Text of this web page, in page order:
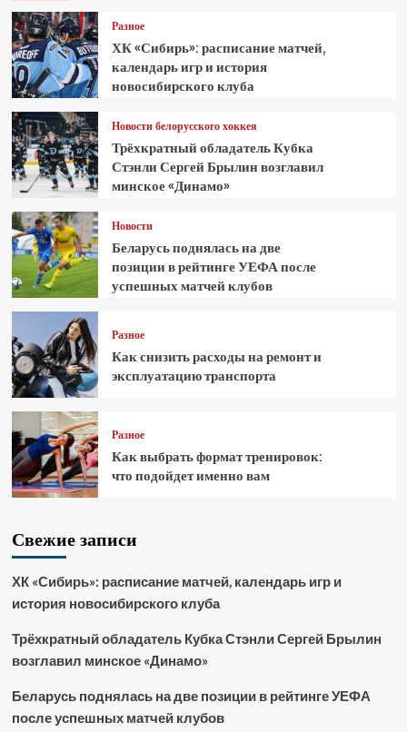
Разное
ХК «Сибирь»: расписание матчей,
календарь игр и история
новосибирского клуба
Новости белорусского хоккея
Трёхкратный обладатель Кубка
Стэнли Сергей Брылин возглавил
минское «Динамо»
Новости
Беларусь поднялась на две
позиции в рейтинге УЕФА после
успешных матчей клубов
Разное
Как снизить расходы на ремонт и
эксплуатацию транспорта
Разное
Как выбрать формат тренировок:
что подойдет именно вам
Свежие записи
ХК «Сибирь»: расписание матчей, календарь игр и
история новосибирского клуба
Трёхкратный обладатель Кубка Стэнли Сергей Брылин
возглавил минское «Динамо»
Беларусь поднялась на две позиции в рейтинге УЕФА
после успешных матчей клубов